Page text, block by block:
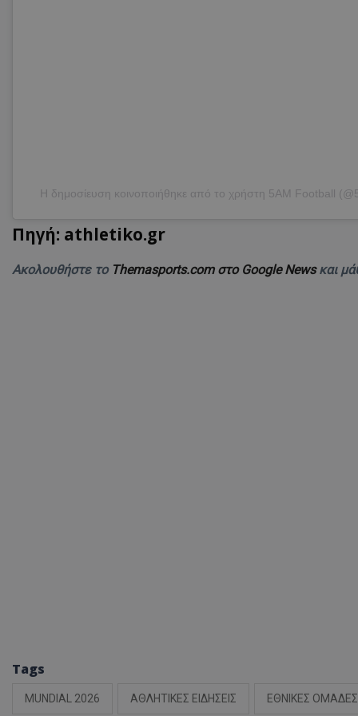
Η δημοσίευση κοινοποιήθηκε από το χρήστη 5AM Football
Πηγή: athletiko.gr
Ακολουθήστε το Themasports.com στο Google Newsκαι
Tags
MUNDIAL 2026 ΑΘΛΗΤΙΚΕΣ ΕΙΔΗΣΕΙΣ ΕΘΝΙΚΕΣ ΟΜΑΔΕΣ